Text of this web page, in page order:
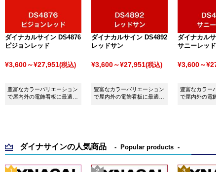
ダイナカルサイン DS4876
ピジョンレッド
¥3,600～¥27,951(税込)
豊富なカラーバリエーション
で屋内外の電飾看板に最適な
ダイナカルサイン DS4892
レッドサン
¥3,600～¥27,951(税込)
豊富なカラーバリエーション
で屋内外の電飾看板に最適な
ダイナカルサ
サニーレッド
¥3,600～
豊富なカラーバ
で屋内外の電飾
ダイナサインの人気商品 Popular products